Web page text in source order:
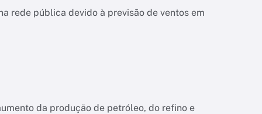
rede pública devido à previsão de ventos em
da produção de petróleo, do refino e